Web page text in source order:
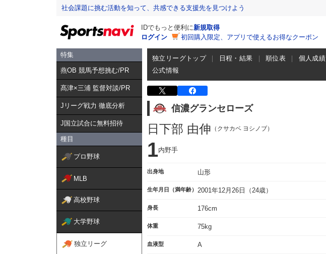
社会課題に挑む活動を知って、共感できる支援先を見つけよう
IDでもっと便利に新規取得
ログイン
初回購入限定、アプリで使えるお得なクーポン
特集
燕OB 競馬予想挑む/PR
髙津×三浦 監督対談/PR
Jリーグ戦力 徹底分析
J国立試合に無料招待
種目
プロ野球
MLB
高校野球
大学野球
独立リーグ
独立リーグトップ 日程・結果 順位表 個人成績
公式情報
信濃グランセローズ
日下部 由伸 （クサカベ ヨシノブ）
1内野手
出身地 山形
生年月日（満年齢） 2001年12月26日（24歳）
身長 176cm
体重 75kg
血液型 A